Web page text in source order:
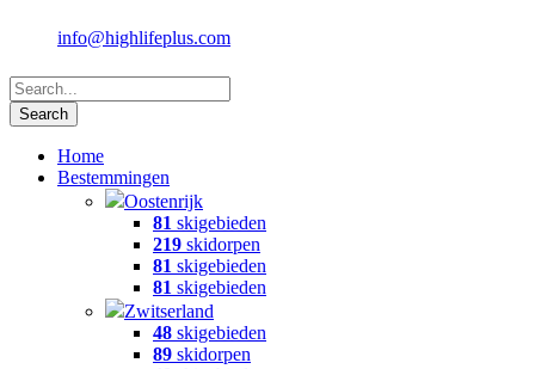
info@highlifeplus.com
Home
Bestemmingen
Oostenrijk
81 skigebieden
219 skidorpen
81 skigebieden
81 skigebieden
Zwitserland
48 skigebieden
89 skidorpen